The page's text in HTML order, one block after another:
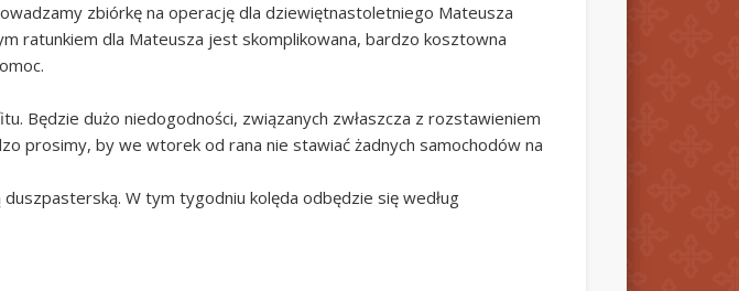
zbiórkę na operację dla dziewiętnastoletniego Mateusza
ratunkiem dla Mateusza jest skomplikowana, bardzo kosztowna
Będzie dużo niedogodności, związanych zwłaszcza z rozstawieniem
prosimy, by we wtorek od rana nie stawiać żadnych samochodów na
W tym tygodniu kolęda odbędzie się według